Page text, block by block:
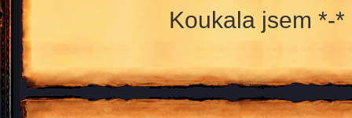
Koukala jsem *-*